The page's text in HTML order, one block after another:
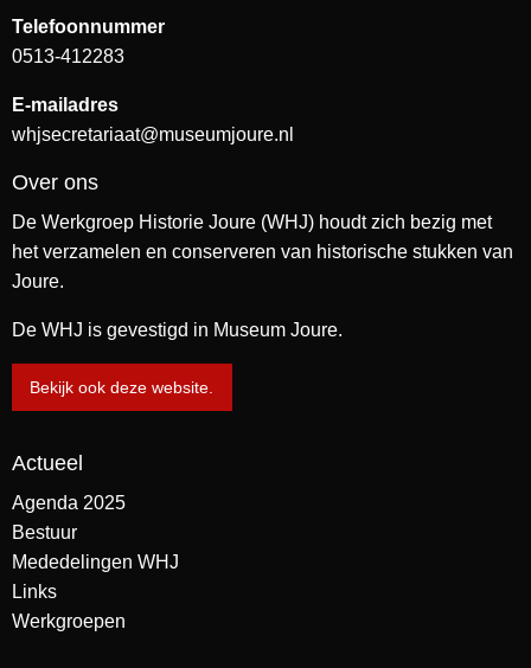
Telefoonnummer
0513-412283
E-mailadres
whjsecretariaat@museumjoure.nl
Over ons
De Werkgroep Historie Joure (WHJ) houdt zich bezig met
het verzamelen en conserveren van historische stukken van
Joure.
De WHJ is gevestigd in Museum Joure.
Bekijk ook deze website.
Actueel
Agenda 2025
Bestuur
Mededelingen WHJ
Links
Werkgroepen